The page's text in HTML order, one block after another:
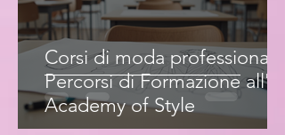
Corsi di moda professionale:
Percorsi di Formazione all'Iris
Academy of Style